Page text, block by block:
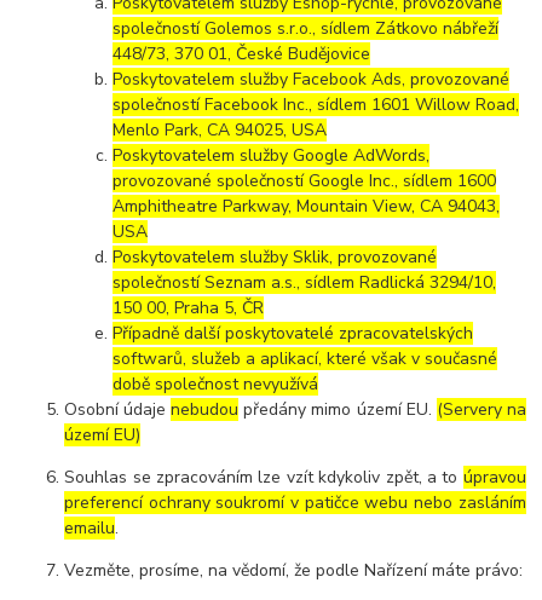
společností Golemos s.r.o., sídlem Zátkovo nábřeží
448/73, 370 01, České Budějovice
Poskytovatelem služby Facebook Ads, provozované
společností Facebook Inc., sídlem 1601 Willow Road,
Menlo Park, CA 94025, USA
Poskytovatelem služby Google AdWords,
provozované společností Google Inc., sídlem 1600
Amphitheatre Parkway, Mountain View, CA 94043,
USA
Poskytovatelem služby Sklik, provozované
společností Seznam a.s., sídlem Radlická 3294/10,
150 00, Praha 5, ČR
Případně další poskytovatelé zpracovatelských
softwarů, služeb a aplikací, které však v současné
době společnost nevyužívá
Osobní údajenebudou předány mimo území EU. (Servery na
území EU)
Souhlas se zpracováním lze vzít kdykoliv zpět, a to úpravou
preferencí ochrany soukromí v patičce webu nebo zasláním
emailu.
Vezměte, prosíme, na vědomí, že podle Nařízení máte právo: